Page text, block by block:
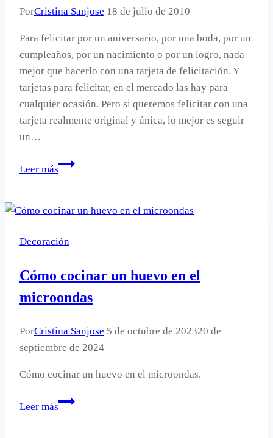
PorCristina Sanjose 18 de julio de 2010
Para felicitar por un aniversario, por una boda, por un
cumpleaños, por un nacimiento o por un logro, nada
mejor que hacerlo con una tarjeta de felicitación. Y
tarjetas para felicitar, en el mercado las hay para
cualquier ocasión. Pero si queremos felicitar con una
tarjeta realmente original y única, lo mejor es seguir
un…
Leer más
Tutorial
una
de
con
corazón.
Decoración
Cómo cocinar un huevo en el
microondas
PorCristina Sanjose 5 de octubre de 202320 de
septiembre de 2024
Cómo cocinar un huevo en el microondas.
Leer más
Cómo